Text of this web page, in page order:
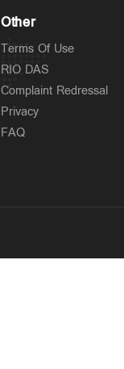
Other
Terms Of Use
RIO DAS
Complaint Redressal
Privacy
FAQ